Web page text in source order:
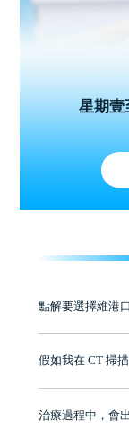
星期壹
點解要選擇維港
維港口腔踐行「醫
牌」、「2025香港
至今已服務超過三
市市民極高的口碑
有咨詢及服務保障
假如我在 CT 掃
治療過程中，會